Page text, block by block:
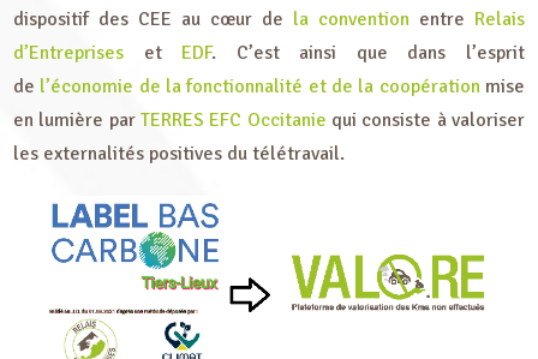
dispositif des CEE au cœur de la convention entre Relais
d’Entreprises et EDF. C’est ainsi que dans l’esprit
de l’économie de la fonctionnalité et de la coopérationmise
en lumière par TERRES EFC Occitanie qui consiste à valoriser
les externalités positives du télétravail.